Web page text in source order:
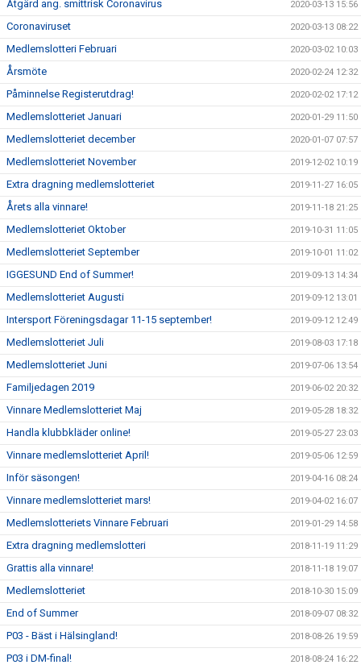
Åtgärd ang. smittrisk Coronavirus 2020-03-13 15:56
Coronaviruset 2020-03-13 08:22
Medlemslotteri Februari 2020-03-02 10:03
Årsmöte 2020-02-24 12:32
Påminnelse Registerutdrag! 2020-02-02 17:12
Medlemslotteriet Januari 2020-01-29 11:50
Medlemslotteriet december 2020-01-07 07:57
Medlemslotteriet November 2019-12-02 10:19
Extra dragning medlemslotteriet 2019-11-27 16:05
Årets alla vinnare! 2019-11-18 21:25
Medlemslotteriet Oktober 2019-10-31 11:05
Medlemslotteriet September 2019-10-01 11:02
IGGESUND End of Summer! 2019-09-13 14:34
Medlemslotteriet Augusti 2019-09-12 13:01
Intersport Föreningsdagar 11-15 september! 2019-09-12 12:49
Medlemslotteriet Juli 2019-08-03 17:18
Medlemslotteriet Juni 2019-07-06 13:54
Familjedagen 2019 2019-06-02 20:32
Vinnare Medlemslotteriet Maj 2019-05-28 18:32
Handla klubbkläder online! 2019-05-27 23:03
Vinnare medlemslotteriet April! 2019-05-06 12:59
Inför säsongen! 2019-04-16 08:24
Vinnare medlemslotteriet mars! 2019-04-02 16:07
Medlemslotteriets Vinnare Februari 2019-01-29 14:58
Extra dragning medlemslotteri 2018-11-19 11:29
Grattis alla vinnare! 2018-11-18 19:07
Medlemslotteriet 2018-10-30 15:09
End of Summer 2018-09-07 08:32
P03 - Bäst i Hälsingland! 2018-08-26 19:59
P03 i DM-final! 2018-08-24 16:22